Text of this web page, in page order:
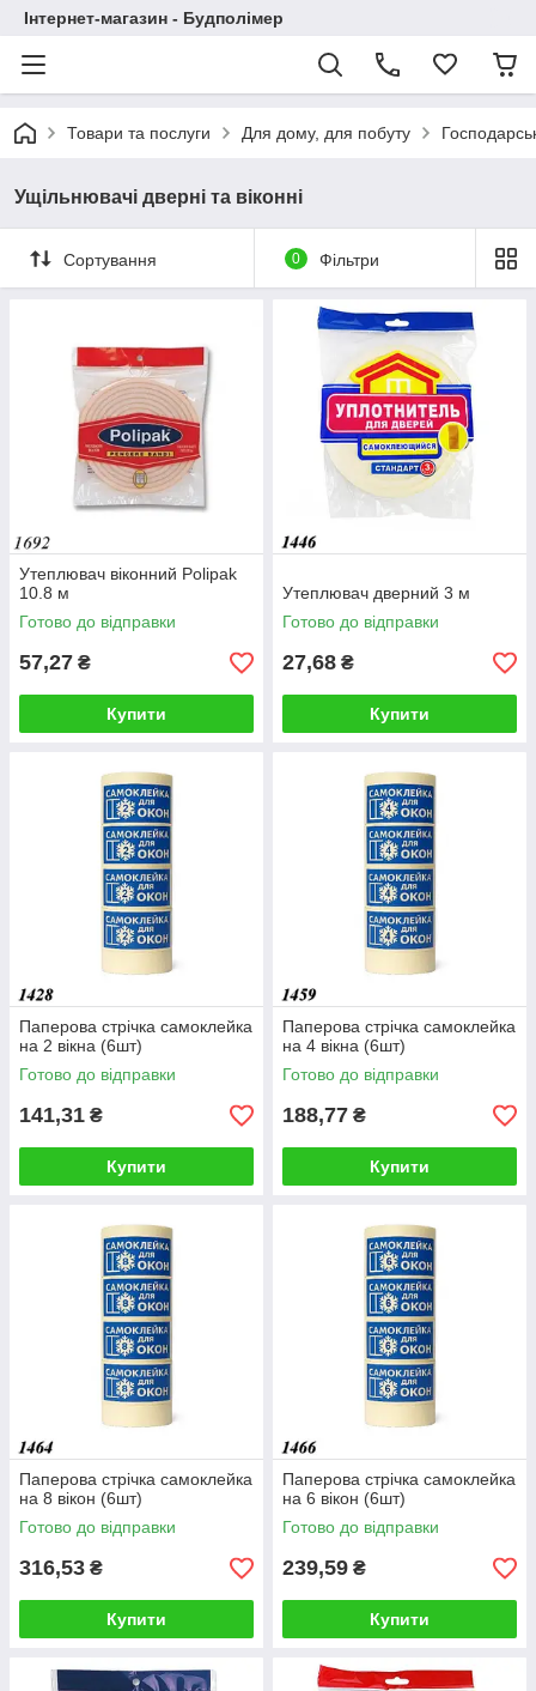
Інтернет-магазин - Будполімер
Товари та послуги Для дому, для побуту
Ущільнювачі дверні та віконні
Сортування 0 Фільтри
Утеплювач віконний Polipak
10.8 м
Готово до відправки
57,27 ₴
Купити
Утеплювач дверний 3 м
Готово до відправки
27,68 ₴
Купити
Паперова стрічка самоклейка
на 2 вікна (6шт)
Готово до відправки
141,31 ₴
Купити
Паперова стрічка самоклейка
на 4 вікна (6шт)
Готово до відправки
188,77 ₴
Купити
Паперова стрічка самоклейка
на 8 вікон (6шт)
Готово до відправки
316,53 ₴
Купити
Паперова стрічка самоклейка
на 6 вікон (6шт)
Готово до відправки
239,59 ₴
Купити